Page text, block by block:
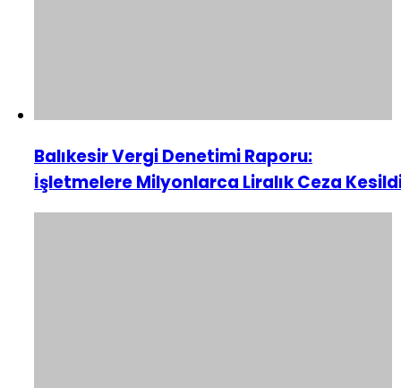
Balıkesir Vergi Denetimi Raporu:
İşletmelere Milyonlarca Liralık Ceza